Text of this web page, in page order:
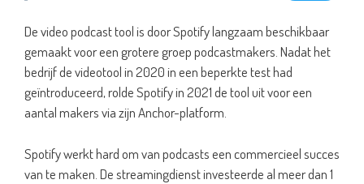
De video podcast tool is door Spotify langzaam beschikbaar
gemaakt voor een grotere groep podcastmakers. Nadat het
bedrijf de videotool in 2020 in een beperkte test had
geïntroduceerd, rolde Spotify in 2021 de tool uit voor een
aantal makers via zijn Anchor-platform.
Spotify werkt hard om van podcasts een commercieel succes
van te maken. De streamingdienst investeerde al meer dan 1